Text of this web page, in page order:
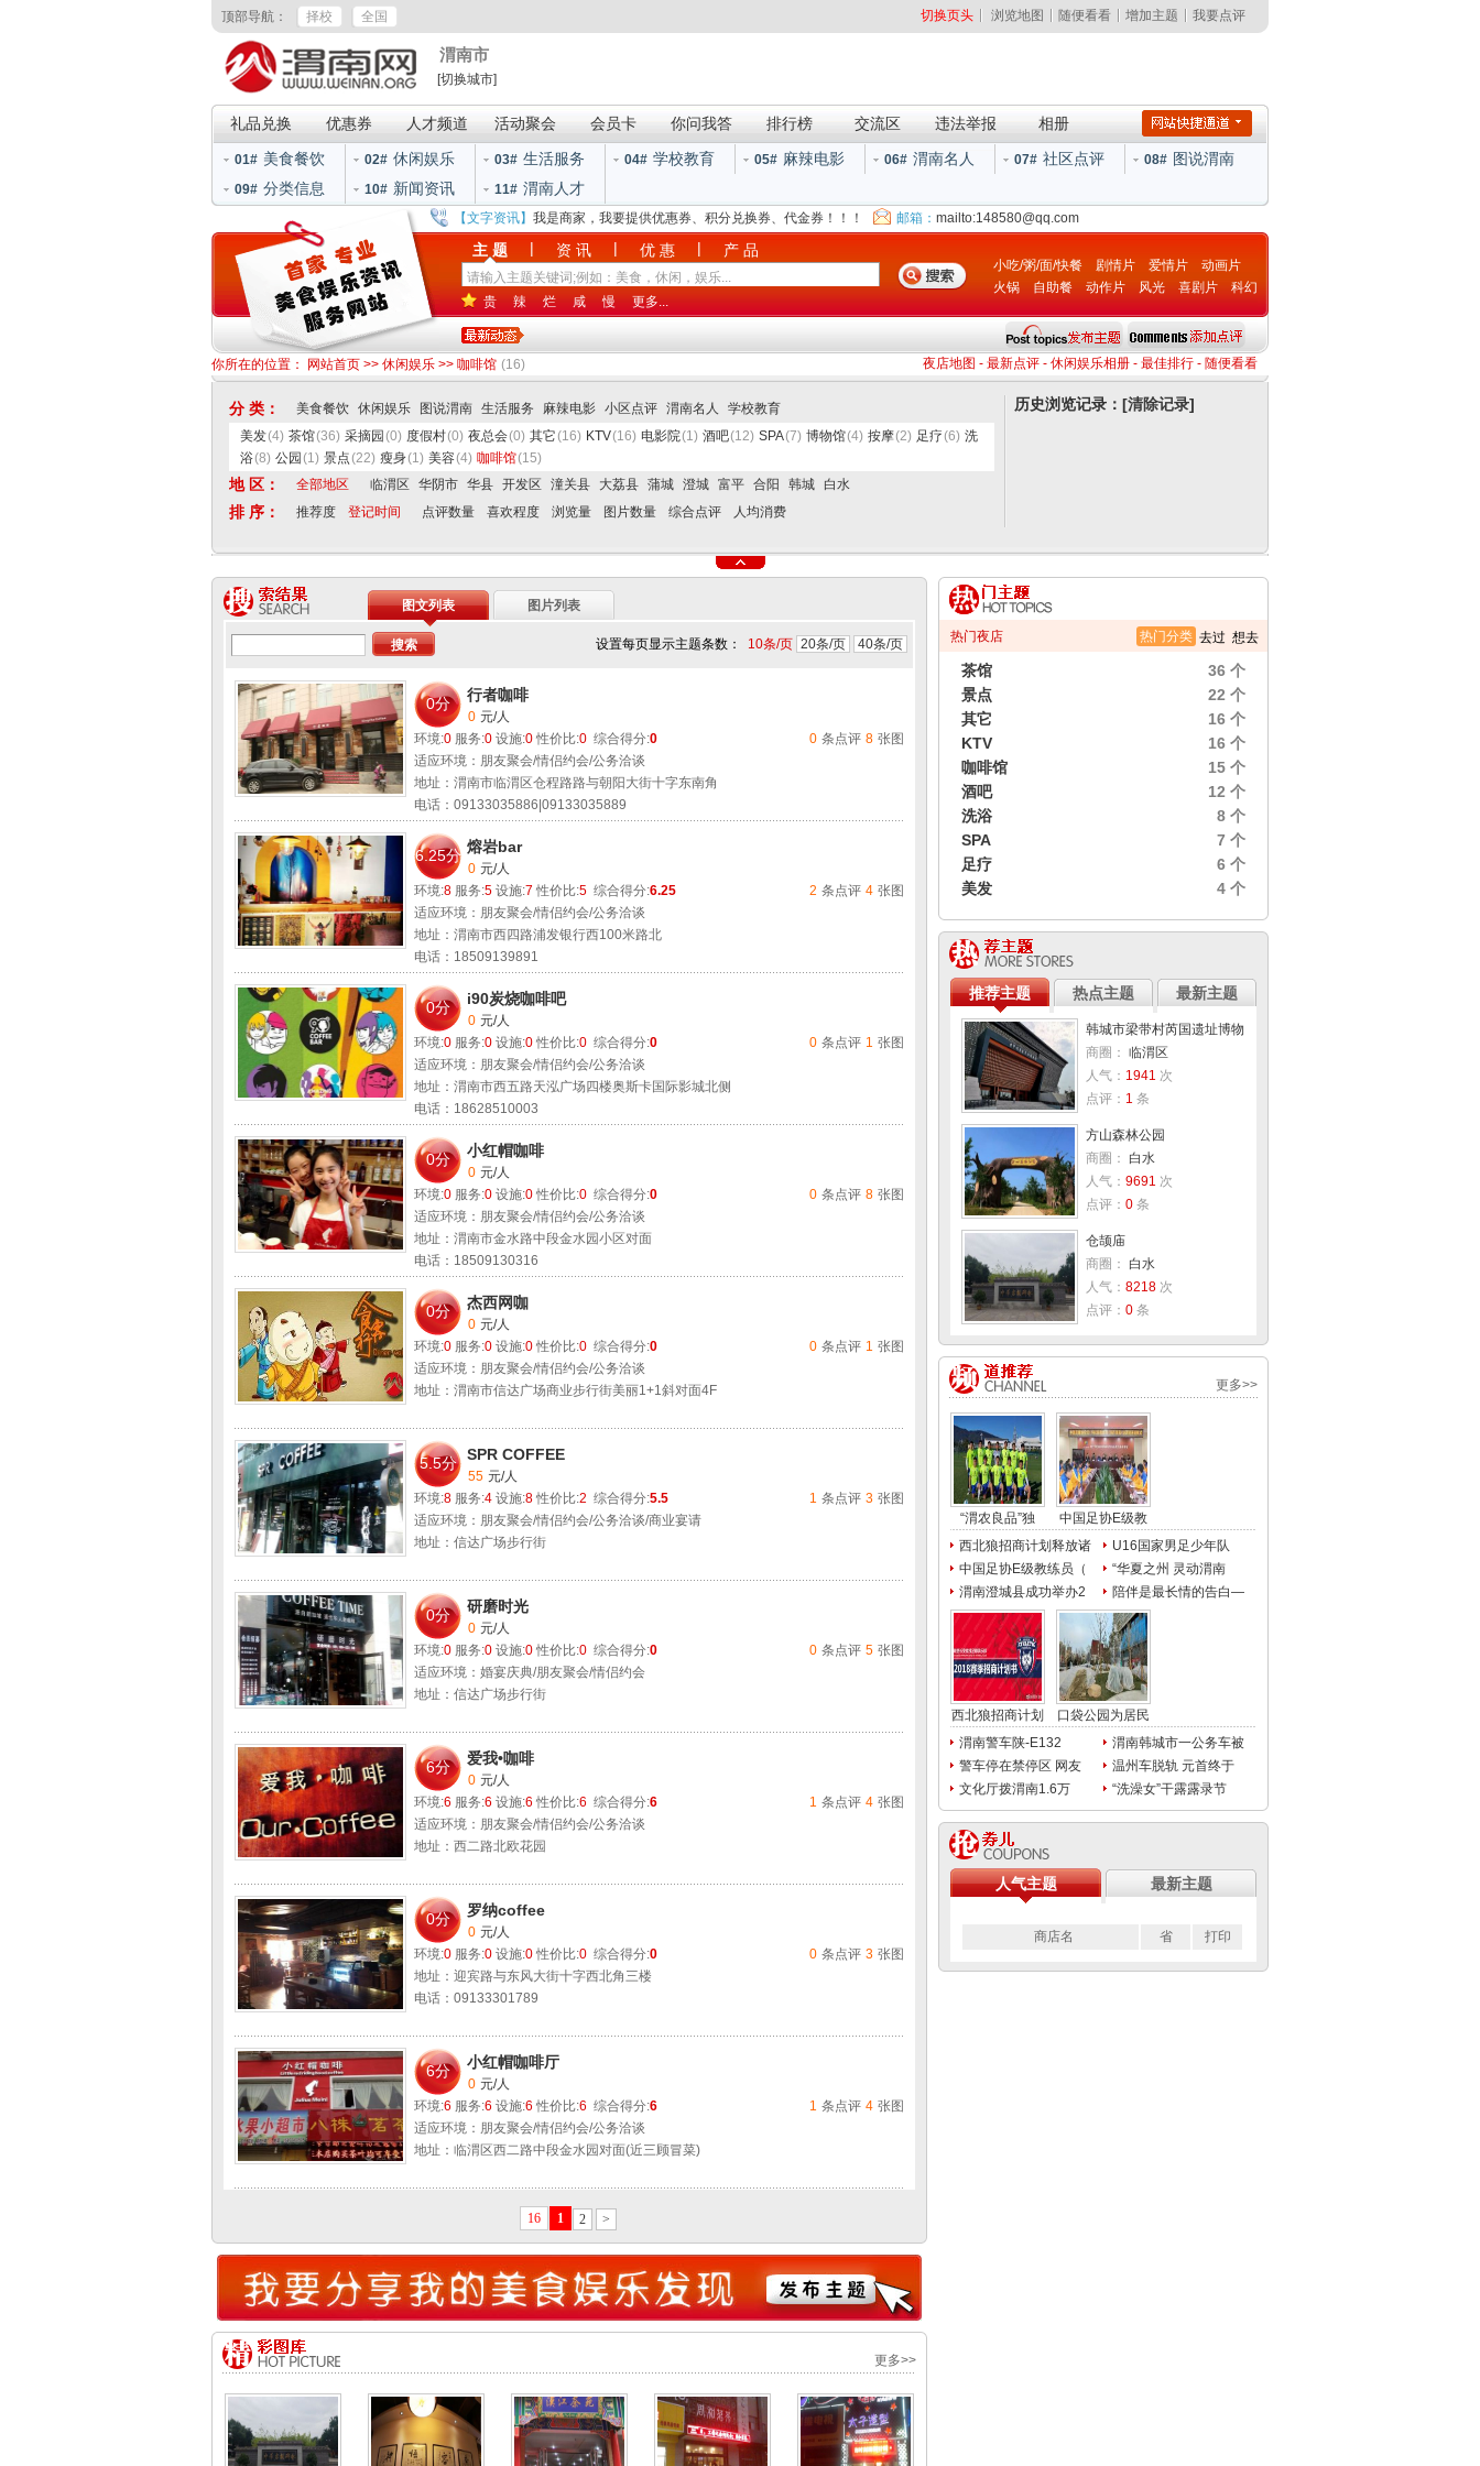
顶部导航： 择校 全国 切换页头 浏览地图 随便看看 增加主题 我要点评
渭南市
[切换城市]
礼品兑换 优惠券 人才频道 活动聚会 会员卡 你问我答 排行榜 交流区 违法举报 相册
01# 美食餐饮 02# 休闲娱乐 03# 生活服务 04# 学校教育 05# 麻辣电影 06# 渭南名人 07# 社区点评 08# 图说渭南
09# 分类信息 10# 新闻资讯 11# 渭南人才
【文字资讯】 我是商家，我要提供优惠券、积分兑换券、代金券！！！ 邮箱： mailto:148580@qq.com
主 题 | 资 讯 | 优 惠 | 产 品
小吃/粥/面/快餐 剧情片 爱情片
动画片
火锅
自助餐 动作片 风光 喜剧片
科幻
贵 辣 烂 咸 慢 更多...
你所在的位置： 网站首页 >> 休闲娱乐 >> 咖啡馆 (16) 夜店地图 - 最新点评 - 休闲娱乐相册 - 最佳排行 - 随便看看
分 类： 美食餐饮 休闲娱乐 图说渭南 生活服务 麻辣电影 小区点评 渭南名人
学校教育
美发(4) 茶馆(36) 采摘园 (0) 度假村(0) 夜总会(0) 其它(16) KTV(16) 电影院(1) 酒吧(12) SPA(7) 博物馆(4) 按摩(2) 足疗(6) 洗
浴(8) 公园 (1) 景点(22) 瘦身(1) 美容(4) 咖啡馆(15)
地 区： 全部地区 临渭区 华阴市 华县 开发区 潼关县 大荔县 蒲城 澄城 富平 合阳 韩城 白水
排 序： 推荐度 登记时间 点评数量 喜欢程度 浏览量 图片数量 综合点评 人均消费
历史浏览记录：[清除记录]
图文列表 图片列表
设置每页显示主题条数： 10条/页 20条/页 40条/页
0分 行者咖啡
0 元/人
环境:0 服务:0 设施:0 性价比:0 综合得分:0 0 条点评 8 张图
适应环境：朋友聚会/情侣约会/公务洽谈
地址：渭南市临渭区仓程路路与朝阳大街十字东南角
电话：09133035886|09133035889
6.25分 熔岩bar
0 元/人
环境:8 服务:5 设施:7 性价比:5 综合得分:6.25 2 条点评 4 张图
适应环境：朋友聚会/情侣约会/公务洽谈
地址：渭南市西四路浦发银行西100米路北
电话：18509139891
0分 i90炭烧咖啡吧
0 元/人
环境:0 服务:0 设施:0 性价比:0 综合得分:0 0 条点评 1 张图
适应环境：朋友聚会/情侣约会/公务洽谈
地址：渭南市西五路天泓广场四楼奥斯卡国际影城北侧
电话：18628510003
0分 小红帽咖啡
0 元/人
环境:0 服务:0 设施:0 性价比:0 综合得分:0 0 条点评 8 张图
适应环境：朋友聚会/情侣约会/公务洽谈
地址：渭南市金水路中段金水园小区对面
电话：18509130316
0分 杰西网咖
0 元/人
环境:0 服务:0 设施:0 性价比:0 综合得分:0 0 条点评 1 张图
适应环境：朋友聚会/情侣约会/公务洽谈
地址：渭南市信达广场商业步行街美丽1+1斜对面4F
5.5分 SPR COFFEE
55 元/人
环境:8 服务:4 设施:8 性价比:2 综合得分:5.5 1 条点评 3 张图
适应环境：朋友聚会/情侣约会/公务洽谈/商业宴请
地址：信达广场步行街
0分 研磨时光
0 元/人
环境:0 服务:0 设施:0 性价比:0 综合得分:0 0 条点评 5 张图
适应环境：婚宴庆典/朋友聚会/情侣约会
地址：信达广场步行街
6分 爱我•咖啡
0 元/人
环境:6 服务:6 设施:6 性价比:6 综合得分:6 1 条点评 4 张图
适应环境：朋友聚会/情侣约会/公务洽谈
地址：西二路北欧花园
0分 罗纳coffee
0 元/人
环境:0 服务:0 设施:0 性价比:0 综合得分:0 0 条点评 3 张图
地址：迎宾路与东风大街十字西北角三楼
电话：09133301789
6分 小红帽咖啡厅
0 元/人
环境:6 服务:6 设施:6 性价比:6 综合得分:6 1 条点评 4 张图
适应环境：朋友聚会/情侣约会/公务洽谈
地址：临渭区西二路中段金水园对面(近三顾冒菜)
16 1 2 >
更多>>
热门分类 去过 想去
热门夜店
36 个
茶馆
22 个
景点
16 个
其它
16 个
KTV
15 个
咖啡馆
12 个
酒吧
8 个
洗浴
7 个
SPA
6 个
足疗
4 个
美发
推荐主题 热点主题 最新主题
韩城市梁带村芮国遗址博物
商圈： 临渭区
人气： 1941 次
点评： 1 条
方山森林公园
商圈：
白水
人气： 9691 次
点评： 0 条
仓颉庙
商圈：
白水
人气： 8218 次
点评： 0 条
更多>>
“渭农良品”独
中国足协E级教
西北狼招商计划释放诸
U16国家男足少年队
中国足协E级教练员（
“华夏之州 灵动渭南
渭南澄城县成功举办2
陪伴是最长情的告白—
西北狼招商计划
口袋公园为居民
渭南警车陕-E132
渭南韩城市一公务车被
警车停在禁停区 网友
温州车脱轨 元首终于
文化厅拨渭南1.6万
“洗澡女”干露露录节
人气主题 最新主题
商店名 省 打印